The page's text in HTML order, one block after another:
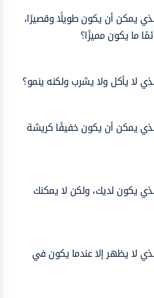
يمكن أن يكون طويلًا وقصيرًا،
ما يكون مميزًا؟
لا يأكل ولا يشرب ولكنه ينمو؟
يمكن أن يكون خفيفًا كريشة
يكون لديك، ولكن لا يمكنك
لا يظهر إلا عندما يكون في